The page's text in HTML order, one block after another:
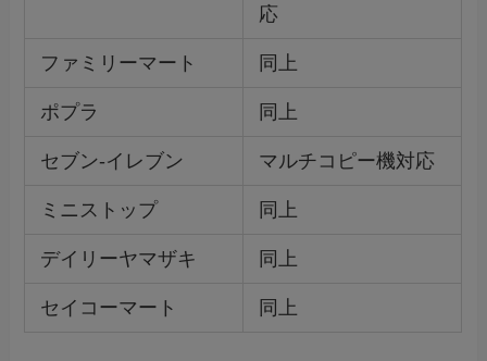
応
ファミリーマート 同上
ポプラ 同上
セブン-イレブン マルチコピー機対応
ミニストップ 同上
デイリーヤマザキ 同上
セイコーマート 同上